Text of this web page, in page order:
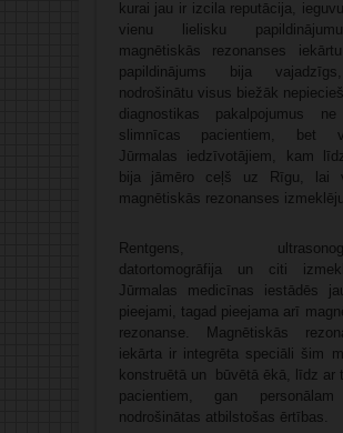
kurai jau ir izcila reputācija,
vienu lielisku
magnētiskās rezonanses
papildinājums bija
nodrošinātu visus biežāk
diagnostikas pakalpojumus
slimnīcas pacientiem, bet
Jūrmalas iedzīvotājiem, kam
bija jāmēro ceļš uz Rīgu, lai
magnētiskās rezonanses
Rentgens,
datortomogrāfija un citi
Jūrmalas medicīnas iestādēs
pieejami, tagad pieejama arī
rezonanse. Magnētiskās
iekārta ir integrēta speciāli šim
konstruētā un būvētā ēkā, līdz ar
pacientiem, gan
nodrošinātas atbilstošas ērtības.